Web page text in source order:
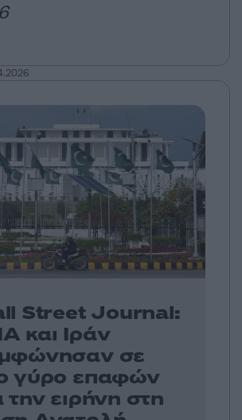
Street Journal:
και Ιράν
σε
γύρο επαφών
την ειρήνη στη